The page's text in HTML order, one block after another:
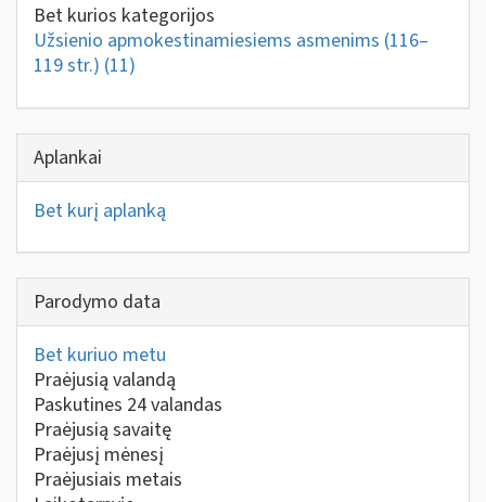
Bet kurios kategorijos
Užsienio apmokestinamiesiems asmenims (116–
119 str.) (11)
Aplankai
Bet kurį aplanką
Parodymo data
Bet kuriuo metu
Praėjusią valandą
Paskutines 24 valandas
Praėjusią savaitę
Praėjusį mėnesį
Praėjusiais metais